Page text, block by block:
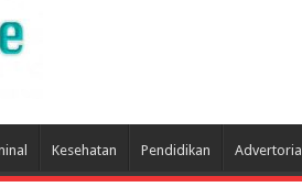
Kesehatan Pendidikan Advertorial